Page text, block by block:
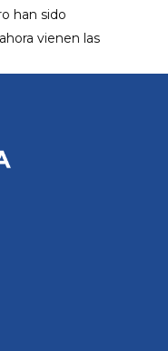
han sido
vienen las